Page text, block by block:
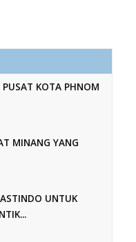
KOTA PHNOM
MINANG YANG
UNTUK